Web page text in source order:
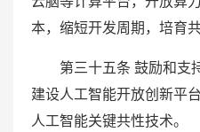
本，缩短开发周期，培育
第三十五条 鼓励和支持
建设人工智能开放创新平
人工智能关键共性技术。